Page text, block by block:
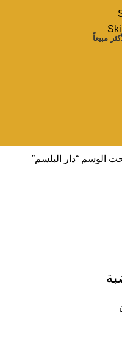
مبيعاً
الوسم “دار البلسم”